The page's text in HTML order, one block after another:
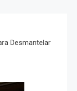
Desmantelar